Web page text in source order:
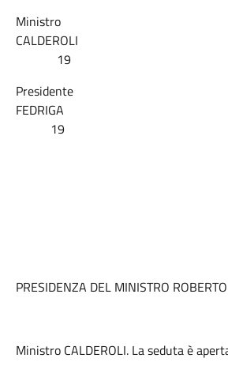
Ministro
19
Presidente
19
PRESIDENZA DEL MINISTRO
Ministro CALDEROLI. La seduta è